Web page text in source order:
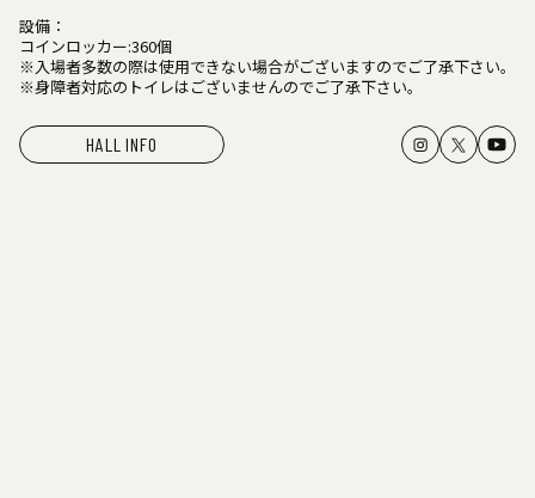
設備：
コインロッカー:360個
※入場者多数の際は使用できない場合がございますのでご了承下さい。
※身障者対応のトイレはございませんのでご了承下さい。
HALL INFO